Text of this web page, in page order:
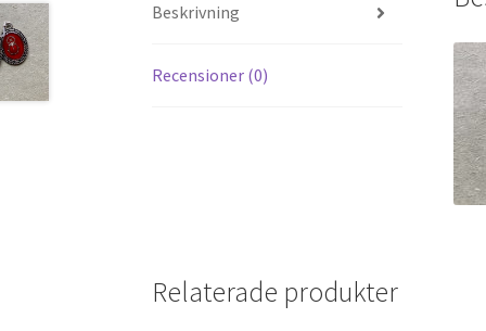
Beskrivning
Recensioner (0)
Relaterade produkter